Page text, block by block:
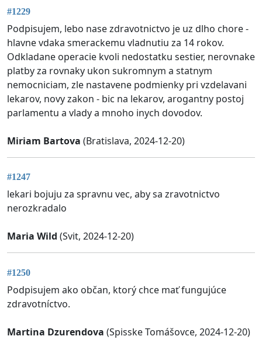
#1229
Podpisujem, lebo nase zdravotnictvo je uz dlho chore -
hlavne vdaka smerackemu vladnutiu za 14 rokov.
Odkladane operacie kvoli nedostatku sestier, nerovnake
platby za rovnaky ukon sukromnym a statnym
nemocniciam, zle nastavene podmienky pri vzdelavani
lekarov, novy zakon - bic na lekarov, arogantny postoj
parlamentu a vlady a mnoho inych dovodov.
Miriam Bartova (Bratislava, 2024-12-20)
#1247
lekari bojuju za spravnu vec, aby sa zravotnictvo
nerozkradalo
Maria Wild (Svit, 2024-12-20)
#1250
Podpisujem ako občan, ktorý chce mať fungujúce
zdravotníctvo.
Martina Dzurendova (Spisske Tomášovce, 2024-12-20)